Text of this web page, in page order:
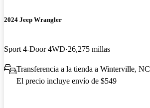
2024 Jeep Wrangler
Sport 4-Door 4WD 26,275 millas
Transferencia a la tienda a Winterville, NC
El precio incluye envío de $549